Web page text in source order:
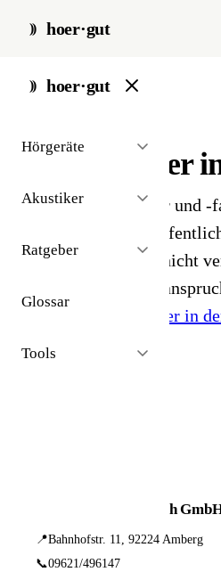
hoer·gut
hoer·gut
Hörgeräte
Akustiker
Ratgeber
Glossar
Tools
start / akustiker / amberg
Hörakustiker
3 Hörgeräteakustiker und -
Amberg. Aus dem
2026 - Profile noch nicht
können ihr Profil
Hörakustiker in
Hörgeräte Tschernich
📍Bahnhofstr. 11, 92224 Amberg
📞09621/496147